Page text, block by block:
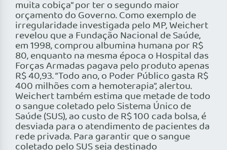
muita cobiça” por ter o segundo maior
orçamento do Governo. Como exemplo de
irregularidade investigada pelo MP, Weichert
revelou que a Fundação Nacional de Saúde,
em 1998, comprou albumina humana por R$
80, enquanto na mesma época o Hospital das
Forças Armadas pagava pelo produto apenas
R$ 40,93. “Todo ano, o Poder Público gasta R$
400 milhões com a hemoterapia”, alertou.
Weichert também estima que metade de todo
o sangue coletado pelo Sistema Único de
Saúde (SUS), ao custo de R$ 100 cada bolsa, é
desviada para o atendimento de pacientes da
rede privada. Para garantir que o sangue